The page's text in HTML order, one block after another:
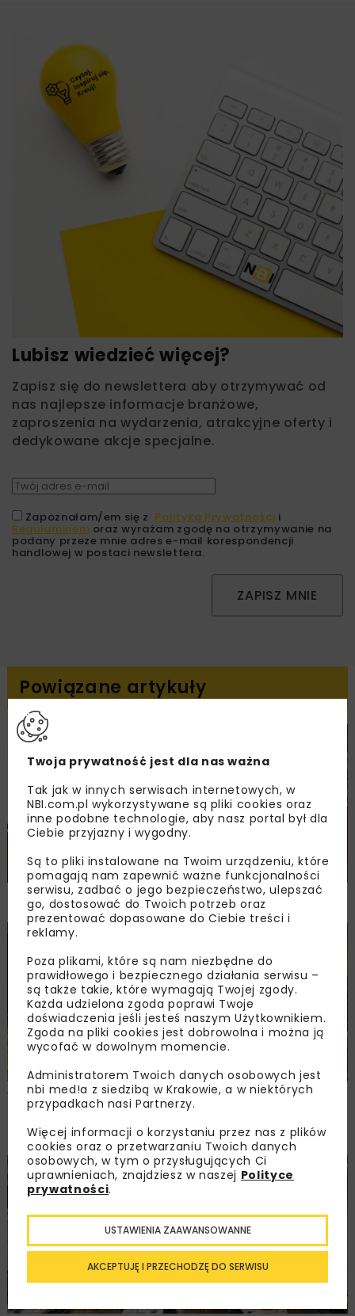
Lubisz wiedzieć więcej?
Zapisz się do newslettera aby otrzymywać od
nas najlepsze informacje branżowe,
zaproszenia na wydarzenia, atrakcyjne oferty i
dedykowane akcje specjalne.
Zapoznałam/em się z Polityką Prywatności i
Regulaminem oraz wyrażam zgodę na otrzymywanie na
podany przeze mnie adres e-mail korespondencji
handlowej w postaci newslettera.
ZAPISZ MNIE
Powiązane artykuły
DROGI
NOVDROG 2026
Walne zgromadzenie członków
Ogólnopolskiej Izby Gospodarczej
Drogownictwa
BUDOWNICTWO DROGI ENERGETYKA
HYDROTECHNIKA
KOLEJ
MOSTY
Twoja prywatność jest dla nas ważna
Tak jak w innych serwisach internetowych, w
NBI.com.pl wykorzystywane są pliki cookies oraz
inne podobne technologie, aby nasz portal był dla
Ciebie przyjazny i wygodny.
Są to pliki instalowane na Twoim urządzeniu, które
pomagają nam zapewnić ważne funkcjonalności
serwisu, zadbać o jego bezpieczeństwo, ulepszać
go, dostosować do Twoich potrzeb oraz
prezentować dopasowane do Ciebie treści i
reklamy.
Poza plikami, które są nam niezbędne do
prawidłowego i bezpiecznego działania serwisu –
są także takie, które wymagają Twojej zgody.
Każda udzielona zgoda poprawi Twoje
doświadczenia jeśli jesteś naszym Użytkownikiem.
Zgoda na pliki cookies jest dobrowolna i można ją
wycofać w dowolnym momencie.
Administratorem Twoich danych osobowych jest
nbi med!a z siedzibą w Krakowie, a w niektórych
przypadkach nasi Partnerzy.
Więcej informacji o korzystaniu przez nas z plików
cookies oraz o przetwarzaniu Twoich danych
osobowych, w tym o przysługujących Ci
uprawnieniach, znajdziesz w naszej Polityce
prywatności.
AKCEPTUJĘ I PRZECHODZĘ DO SERWISU
USTAWIENIA ZAAWANSOWANNE